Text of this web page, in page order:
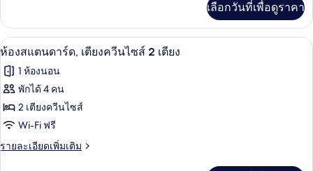
ควีน
ไซส์
2
เตียง,
ระเบียง,
วิว
สวน
หย่อม
เกี่ยว
กับ
ห้อง
เตียง
ควีน
2
เตียง,
วิว
เลือกวันที่เพื่อดูราคา
เปิด
ภาพถ่าย
ทั้งหมด
ของ
ห้อง
สแตนดาร์ด,
เครื่องนอนป้องกันสารก่อภูมิแพ้, ตู้นิร
5
ห้องสแตนดาร์ด, เตียงควีนไซส์ 2 เตียง
1 ห้องนอน
พักได้ 4 คน
2 เตียงควีนไซส์
Wi-Fi ฟรี
รายละเอียดเพิ่มเติม
ราย